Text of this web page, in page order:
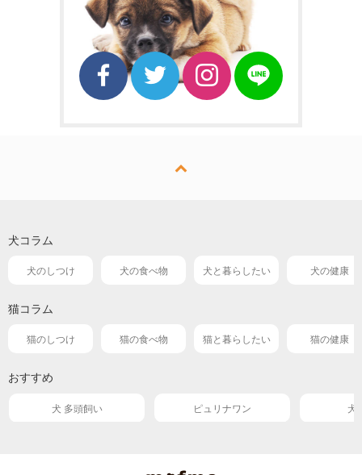
犬コラム
犬のしつけ 犬の食べ物 犬と暮らしたい 犬の健康
猫コラム
猫のしつけ 猫の食べ物 猫と暮らしたい 猫の健康
おすすめ
犬 多頭飼い ピュリナワン 犬